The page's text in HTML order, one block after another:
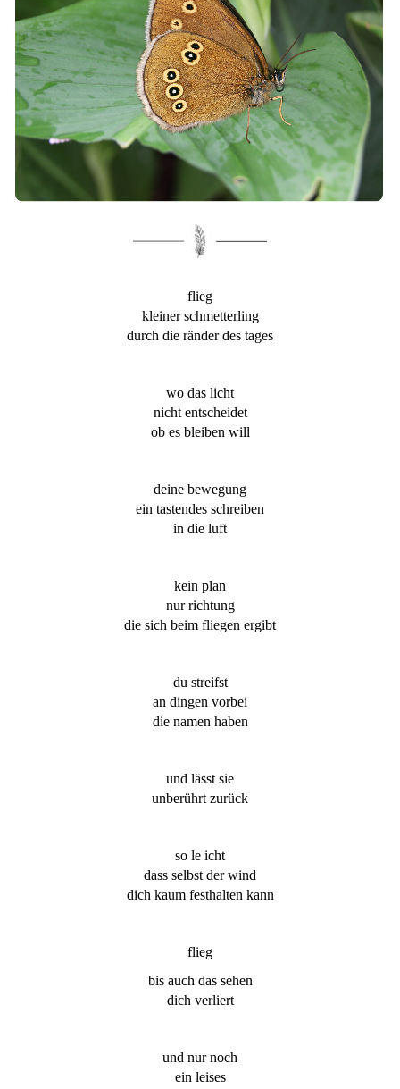
flieg
kleiner schmetterling
durch die ränder des tages
wo das licht
nicht entscheidet
ob es bleiben will
deine bewegung
ein tastendes schreiben
in die luft
kein plan
nur richtung
die sich beim fliegen ergibt
du streifst
an dingen vorbei
die namen haben
und lässt sie
unberührt zurück
so le icht
dass selbst der wind
dich kaum festhalten kann
flieg
bis auch das sehen
dich verliert
und nur noch
ein leises